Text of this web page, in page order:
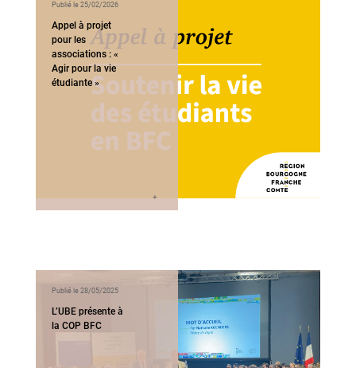
Publié le 25/02/2026
Appel à projet
pour les
associations : «
Agir pour la vie
étudiante »
Publié le 28/05/2025
L’UBE présente à
la COP BFC